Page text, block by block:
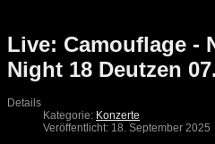
Live: Camouflage -
Night 18 Deutzen
Details
Kategorie: Konzerte
Veröffentlicht: 18. September 2025